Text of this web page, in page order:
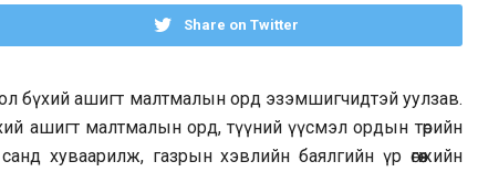
Share on Twitter
бүхий ашигт малтмалын орд эзэмшигчидтэй уулзав.
ашигт малтмалын орд, түүний үүсмэл ордын төрийн
хуваарилж, газрын хэвлийн баялгийн үр өгөөжийн